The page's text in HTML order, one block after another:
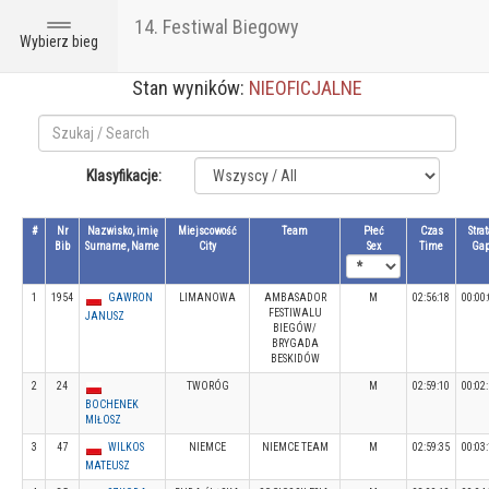
Toggle
navigation
Wybierz bieg
14. Festiwal Biegowy
Stan wyników: NIEOFICJALNE
Klasyfikacje:
#
Nr
Bib
Nazwisko, imię
Surname, Name
Miejscowość
City
Team
Płeć
Sex
Czas
Time
Gap
1 1954
GAWRON
JANUSZ
LIMANOWA
AMBASADOR
FESTIWALU
BIEGÓW/
BRYGADA
BESKIDÓW
M 02:56:18
2
24
BOCHENEK
MIŁOSZ
TWORÓG M 02:59:10
3 47
WILKOS
MATEUSZ
NIEMCE NIEMCE TEAM M 02:59:35